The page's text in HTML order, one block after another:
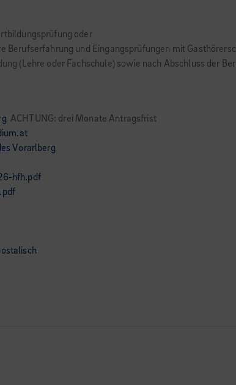
oder
Berufserfahrung und Eingangsprüfungen mit
(Lehre oder Fachschule) sowie nach Abschluss der
ACHTUNG: drei Monate Antragsfrist
Vorarlberg
hfh.pdf